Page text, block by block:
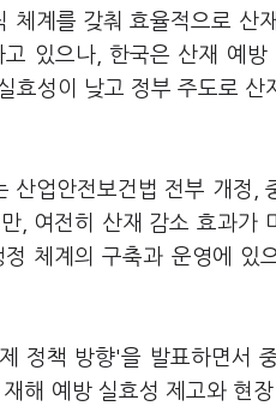
계를 갖춰 효율적으로 산
있으나, 한국은 산재 예방
효성이 낮고 정부 주도로
산업안전보건법 전부 개정,
, 여전히 산재 감소 효과가
체계의 구축과 운영에 있
정책 방향'을 발표하면서
해 예방 실효성 제고와 현